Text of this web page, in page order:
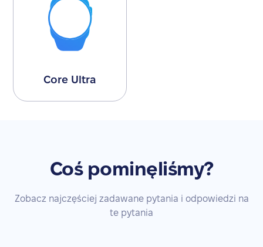
Core Ultra
Coś pominęliśmy?
Zobacz najczęściej zadawane pytania i odpowiedzi na
te pytania